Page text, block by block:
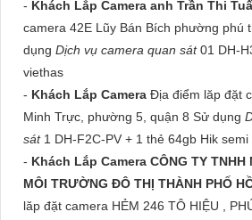
- Khách Lắp Camera anh Trần Thi
camera 42E Lũy Bán Bích phường phú
dụng Dịch vụ camera quan sát01 DH-
viethas
- Khách Lắp Camera Địa điểm lăp đặt
Minh Trực, phường 5, quận 8 Sử dụng
sát 1 DH-F2C-PV + 1 thẻ 64gb Hik semi
- Khách Lắp Camera CÔNG TY TNHH
MÔI TRƯỜNG ĐÔ THỊ THÀNH PHỐ
lăp đặt camera HẺM 246 TÔ HIỆU ,